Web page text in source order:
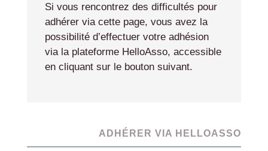
Si vous rencontrez des difficultés pour
adhérer via cette page, vous avez la
possibilité d’effectuer votre adhésion
via la plateforme HelloAsso, accessible
en cliquant sur le bouton suivant.
ADHÉRER VIA HELLOASSO